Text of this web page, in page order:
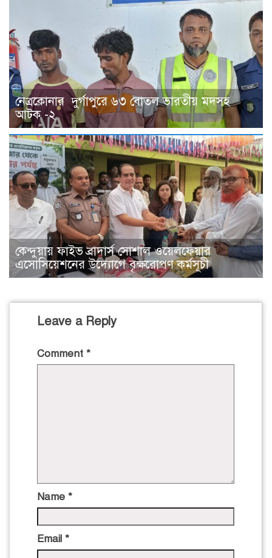
নেত্রকোনার দুর্গাপুরে ৬৩ বোতল ভারতীয় মদসহ
আটক -২
কেন্দুয়ায় ফাইভ ব্রাদার্স সোশাল ওয়েলফেয়ার
এসোসিয়েশনের উদ্যোগে বৃক্ষরোপণ কর্মসূচী
Leave a Reply
Comment *
Name *
Email *